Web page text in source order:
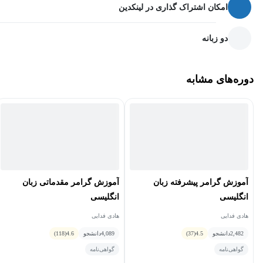
مناسب چه کسانی است؟
زبان‌آموز پیش متوسط، می‌تواند در مورد موضوعات و علایق شخصی
خود به‌طور مختصر، صحبت کند و یا بنویسد. زبان‌آموز سطح متوسط،
قادر به نوشتن و صحبت کردن در مورد موضوعات متنوع، نقاط قوت و
ضعف آن‌هاست؛ این در حالی است که زبان آموز سطح B2+ در مقایسه
با سطح متوسط، روان‌تر صحبت کرده و می‌تواند پیوستگی گفتار خود را
امکان اشتراک گذاری در لینکدین
دو زبانه
دوره‌های مشابه
آموزش گرامر پیشرفته زبان
انگلیسی
هادی فدایی
2,482دانشجو 4.5
(37)
گواهی‌نامه
آموزش گرامر مقدماتی زبان
انگلیسی
هادی فدایی
4,089دانشجو 4.6
(118)
گواهی‌نامه